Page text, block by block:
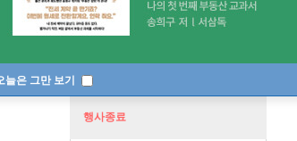
늘은 그만 보기
행사종료